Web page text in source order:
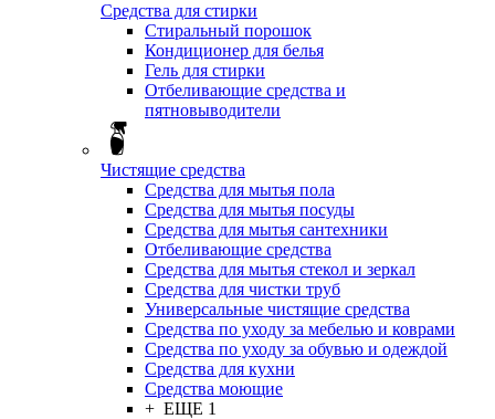
Средства для стирки
Стиральный порошок
Кондиционер для белья
Гель для стирки
Отбеливающие средства и
пятновыводители
Чистящие средства
Средства для мытья пола
Средства для мытья посуды
Средства для мытья сантехники
Отбеливающие средства
Средства для мытья стекол и зеркал
Средства для чистки труб
Универсальные чистящие средства
Средства по уходу за мебелью и коврами
Средства по уходу за обувью и одеждой
Средства для кухни
Средства моющие
+ ЕЩЕ 1